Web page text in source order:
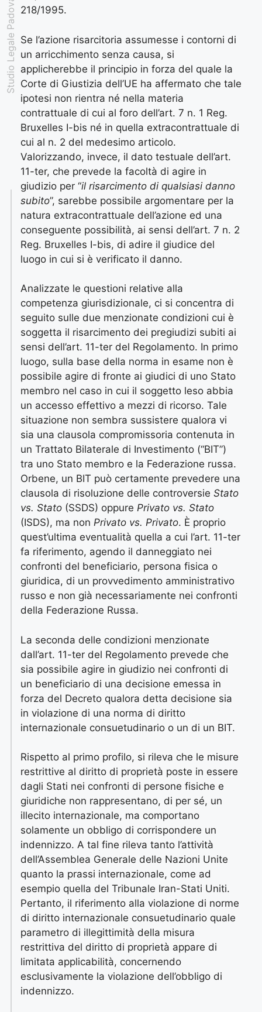
Studio Legale Padovan 218/1995.
Se l’azione risarcitoria assumesse i contorni di
un arricchimento senza causa, si
applicherebbe il principio in forza del quale la
Corte di Giustizia dell’UE ha affermato che tale
ipotesi non rientra né nella materia
contrattuale di cui al foro dell’art. 7 n. 1 Reg.
Bruxelles I-bis né in quella extracontrattuale di
cui al n. 2 del medesimo articolo.
Valorizzando, invece, il dato testuale dell’art.
11-ter, che prevede la facoltà di agire in
giudizio per “il risarcimento di qualsiasi danno
subito”, sarebbe possibile argomentare per la
natura extracontrattuale dell’azione ed una
conseguente possibilità, ai sensi dell’art. 7 n. 2
Reg. Bruxelles I-bis, di adire il giudice del
luogo in cui si è verificato il danno.
Analizzate le questioni relative alla
competenza giurisdizionale, ci si concentra di
seguito sulle due menzionate condizioni cui è
soggetta il risarcimento dei pregiudizi subiti ai
sensi dell’art. 11-ter del Regolamento. In primo
luogo, sulla base della norma in esame non è
possibile agire di fronte ai giudici di uno Stato
membro nel caso in cui il soggetto leso abbia
un accesso effettivo a mezzi di ricorso. Tale
situazione non sembra sussistere qualora vi
sia una clausola compromissoria contenuta in
un Trattato Bilaterale di Investimento (“BIT”)
tra uno Stato membro e la Federazione russa.
Orbene, un BIT può certamente prevedere una
clausola di risoluzione delle controversie Stato
vs. Stato (SSDS) oppure Privato vs. Stato
(ISDS), ma non Privato vs. Privato. È proprio
quest’ultima eventualità quella a cui l’art. 11-ter
fa riferimento, agendo il danneggiato nei
confronti del beneficiario, persona fisica o
giuridica, di un provvedimento amministrativo
russo e non già necessariamente nei confronti
della Federazione Russa.
La seconda delle condizioni menzionate
dall’art. 11-ter del Regolamento prevede che
sia possibile agire in giudizio nei confronti di
un beneficiario di una decisione emessa in
forza del Decreto qualora detta decisione sia
in violazione di una norma di diritto
internazionale consuetudinario o un di un BIT.
Rispetto al primo profilo, si rileva che le misure
restrittive al diritto di proprietà poste in essere
dagli Stati nei confronti di persone fisiche e
giuridiche non rappresentano, di per sé, un
illecito internazionale, ma comportano
solamente un obbligo di corrispondere un
indennizzo. A tal fine rileva tanto l’attività
dell’Assemblea Generale delle Nazioni Unite
quanto la prassi internazionale, come ad
esempio quella del Tribunale Iran-Stati Uniti.
Pertanto, il riferimento alla violazione di norme
di diritto internazionale consuetudinario quale
parametro di illegittimità della misura
restrittiva del diritto di proprietà appare di
limitata applicabilità, concernendo
esclusivamente la violazione dell’obbligo di
indennizzo.